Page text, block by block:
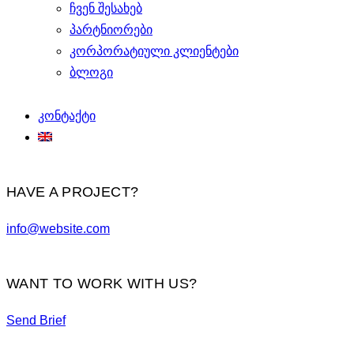
ჩვენ შესახებ
პარტნიორები
კორპორატიული კლიენტები
ბლოგი
კონტაქტი
HAVE A PROJECT?
info@website.com
WANT TO WORK WITH US?
Send Brief